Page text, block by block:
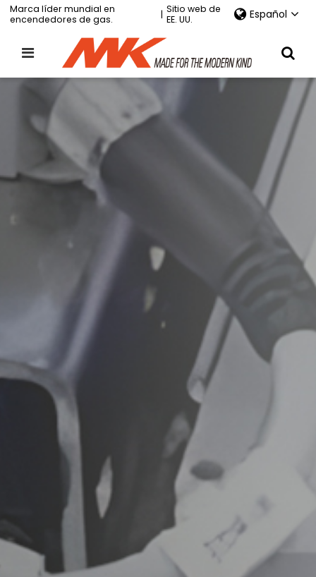
Marca líder mundial en
encendedores de gas.
| Sitio web de
EE. UU.
Español